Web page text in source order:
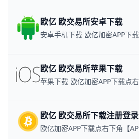
欧亿 欧交易所安卓下载
欧亿 欧交易所苹果下载
欧亿 欧交易所下载注册登录